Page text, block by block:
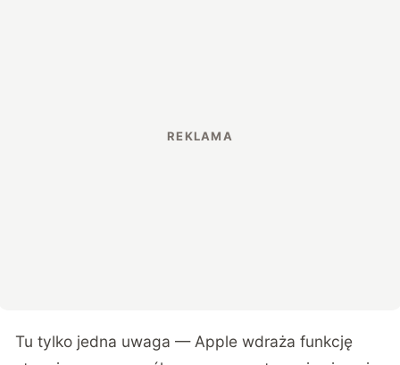
Tu tylko jedna uwaga — Apple wdraża funkcję